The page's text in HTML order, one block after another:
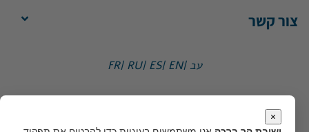
צור קשר
עב |EN |
ES |
RU |
FR
×